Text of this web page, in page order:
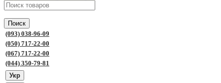
Поиск
(093) 038-96-09
(050) 717-22-00
(067) 717-22-00
(044) 350-79-81
Укр